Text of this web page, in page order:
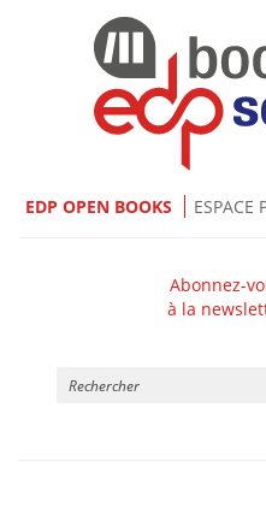
EDP OPEN BOOKS ESPACE
Abonnez-
à la